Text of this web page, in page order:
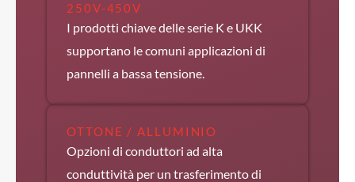
250V-450V
I prodotti chiave delle serie K e UKK
supportano le comuni applicazioni di
pannelli a bassa tensione.
OTTONE / ALLUMINIO
Opzioni di conduttori ad alta
conduttività per un trasferimento di